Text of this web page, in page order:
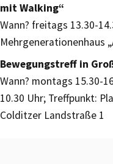
mit Walking“
Wann? freitags 13.30-
Mehrgenerationenhaus
Bewegungstreff in
Wann? montags 15.30-
10.30 Uhr; Treffpunkt:
Colditzer Landstraße 1